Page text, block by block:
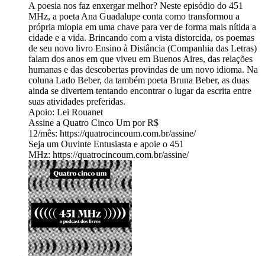
A poesia nos faz enxergar melhor? Neste episódio do 451
MHz, a poeta Ana Guadalupe conta como transformou a
própria miopia em uma chave para ver de forma mais nítida a
cidade e a vida. Brincando com a vista distorcida, os poemas
de seu novo livro Ensino à Distância (Companhia das Letras)
falam dos anos em que viveu em Buenos Aires, das relações
humanas e das descobertas provindas de um novo idioma. Na
coluna Lado Beber, da também poeta Bruna Beber, as duas
ainda se divertem tentando encontrar o lugar da escrita entre
suas atividades preferidas.
Apoio: Lei Rouanet
Assine a Quatro Cinco Um por R$
12/mês: https://quatrocincoum.com.br/assine/
Seja um Ouvinte Entusiasta e apoie o 451
MHz: https://quatrocincoum.com.br/assine/